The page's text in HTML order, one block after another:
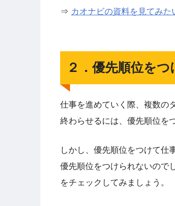
⇒ カオナビの資料を見てみた
２．優先順位を
仕事を進めていく際、複数の
終わらせるには、優先順位を
しかし、優先順位をつけて仕
優先順位をつけられないので
をチェックしてみましょう。